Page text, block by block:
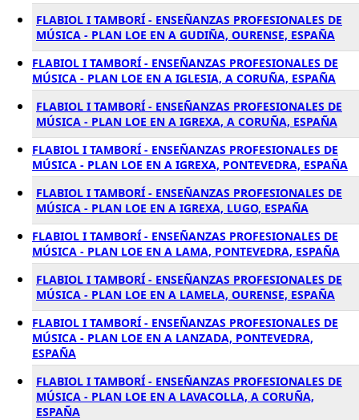
FLABIOL I TAMBORÍ - ENSEÑANZAS PROFESIONALES DE
MÚSICA - PLAN LOE EN A GUDIÑA, OURENSE, ESPAÑA
FLABIOL I TAMBORÍ - ENSEÑANZAS PROFESIONALES DE
MÚSICA - PLAN LOE EN A IGLESIA, A CORUÑA, ESPAÑA
FLABIOL I TAMBORÍ - ENSEÑANZAS PROFESIONALES DE
MÚSICA - PLAN LOE EN A IGREXA, A CORUÑA, ESPAÑA
FLABIOL I TAMBORÍ - ENSEÑANZAS PROFESIONALES DE
MÚSICA - PLAN LOE EN A IGREXA, PONTEVEDRA, ESPAÑA
FLABIOL I TAMBORÍ - ENSEÑANZAS PROFESIONALES DE
MÚSICA - PLAN LOE EN A IGREXA, LUGO, ESPAÑA
FLABIOL I TAMBORÍ - ENSEÑANZAS PROFESIONALES DE
MÚSICA - PLAN LOE EN A LAMA, PONTEVEDRA, ESPAÑA
FLABIOL I TAMBORÍ - ENSEÑANZAS PROFESIONALES DE
MÚSICA - PLAN LOE EN A LAMELA, OURENSE, ESPAÑA
FLABIOL I TAMBORÍ - ENSEÑANZAS PROFESIONALES DE
MÚSICA - PLAN LOE EN A LANZADA, PONTEVEDRA,
ESPAÑA
FLABIOL I TAMBORÍ - ENSEÑANZAS PROFESIONALES DE
MÚSICA - PLAN LOE EN A LAVACOLLA, A CORUÑA,
ESPAÑA